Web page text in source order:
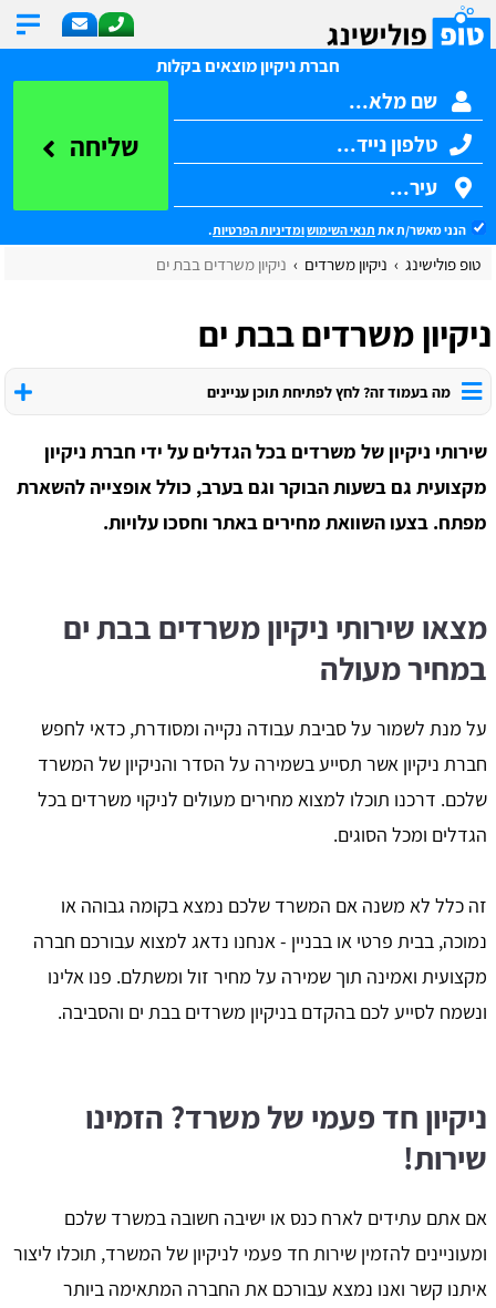
חברת ניקיון מוצאים בקלות
שליחה
הנני מאשר/ת את תנאי השימושומדיניות הפרטיות.
טופ פולישינג ניקיון משרדים ​ניקיון משרדים בבת ים
​ניקיון משרדים בבת ים
מה בעמוד זה? לחץ לפתיחת תוכן עניינים
שירותי ניקיון של משרדים בכל הגדלים על ידי חברת ניקיון
מקצועית גם בשעות הבוקר וגם בערב, כולל אופצייה להשארת
מפתח. בצעו השוואת מחירים באתר וחסכו עלויות.
מצאו שירותי ניקיון משרדים בבת ים
במחיר מעולה
על מנת לשמור על סביבת עבודה נקייה ומסודרת, כדאי לחפש
חברת ניקיון אשר תסייע בשמירה על הסדר והניקיון של המשרד
שלכם. דרכנו תוכלו למצוא מחירים מעולים לניקוי משרדים בכל
הגדלים ומכל הסוגים.
זה כלל לא משנה אם המשרד שלכם נמצא בקומה גבוהה או
נמוכה, בבית פרטי או בבניין - אנחנו נדאג למצוא עבורכם חברה
מקצועית ואמינה תוך שמירה על מחיר זול ומשתלם. פנו אלינו
ונשמח לסייע לכם בהקדם בניקיון משרדים בבת ים והסביבה.
ניקיון חד פעמי של משרד? הזמינו
שירות!
אם אתם עתידים לארח כנס או ישיבה חשובה במשרד שלכם
ומעוניינים להזמין שירות חד פעמי לניקיון של המשרד, תוכלו ליצור
איתנו קשר ואנו נמצא עבורכם את החברה המתאימה ביותר